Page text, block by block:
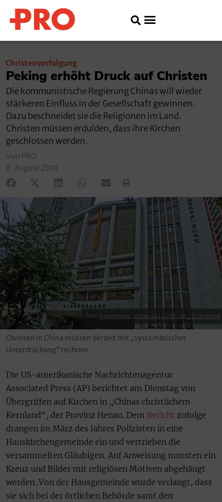
Christenverfolgung
Peking erhöht Druck auf Christen
Die kommunistische Regierung Chinas will wieder
stärkeren Einfluss in der Gesellschaft gewinnen.
Dazu beschneidet sie die Religionen im Land.
Christen müssen erdulden, dass ihre Kirchen
geschlossen werden.
Von PRO
8. August 2018
Foto: Gacisothemin, Wikipedia CC BY-SA 3.0 Unported
Christen in China müssen derzeit mit „systematischer
Unterdrückung“ rechnen
Die US-amerikanische Nachrichtenagentur
Associated Press (AP) berichtet am Dienstag von
Übergriffen auf Kirchen in „Chinas christlichem
Kernland“, der Provinz Henan. Dem Bericht zufolge
drangen im März des Jahres Polizisten in eine
Hauskirchengemeinde ein und vertrieben die
versammelten Gläubigen. Auf Anweisung mussten ein
Kreuz und Bilder mit religiösen Motiven abgehängt
werden. Von der Hausgemeinde wurde verlangt, dass
sie sich bei der örtlichen Behörde samt den